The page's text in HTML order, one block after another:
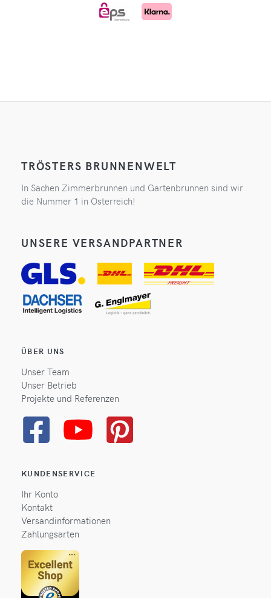
TRÖSTERS BRUNNENWELT
In Sachen Zimmerbrunnen und Gartenbrunnen sind wir
die Nummer 1 in Österreich!
UNSERE VERSANDPARTNER
ÜBER UNS
Unser Team
Unser Betrieb
Projekte und Referenzen
KUNDENSERVICE
Ihr Konto
Kontakt
Versandinformationen
Zahlungsarten